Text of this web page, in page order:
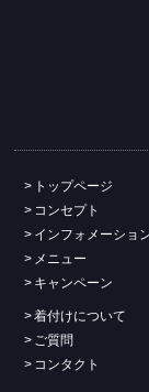
トップページ
コンセプト
インフォメーショ
メニュー
キャンペーン
着付けについて
ご質問
コンタクト